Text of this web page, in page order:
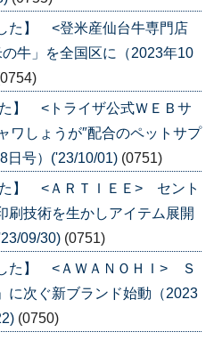
た】 <登米産仙台牛専門店
牛」を全国区に（2023年10
た】 <トライザ公式ＷＥＢサ
しょうが″配合のペットサプ
日号）('23/10/01) (0751)
た】 <ＡＲＴＩＥＥ> セント
刷技術を生かしアイテム展開
09/30) (0751)
た】 <ＡＷＡＮＯＨＩ> Ｓ
に次ぐ新ブランド始動（2023
(0750)